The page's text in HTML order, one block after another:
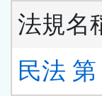
法規名
民法 第